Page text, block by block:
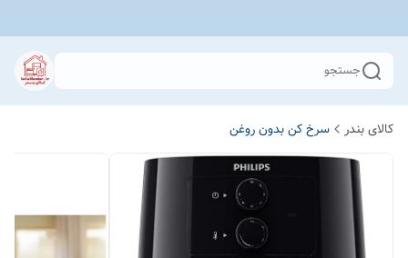
جستجو
کالای بندر سرخ کن بدون روغن